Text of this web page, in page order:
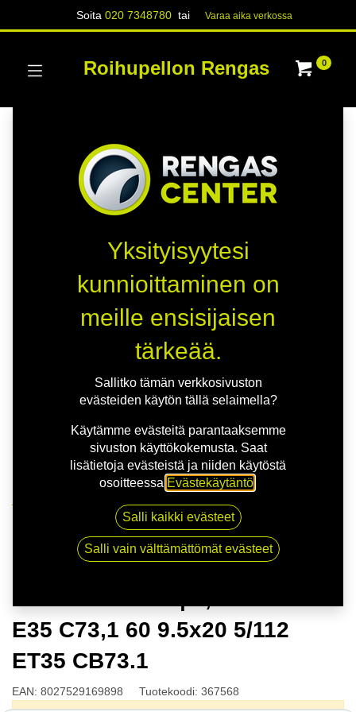
Soita020 7348780 tai Varaa aika verk​​​​ossa
Roihupellon Rengas 0
MSW 74 G.BLK | 9,5X20 5-112 E35 C73,1 60 9.5x20
5/112 ET35 CB73.1
E35 C73,1 60 9.5x20 5/112
ET35 CB73.1
EAN: 8027529169898 Tuotekoodi: 367568
Yksityisyytesi
kunnioittaminen on
meille ensisijaisen
tärkeää.
Sallitko tämän verkkosivuston
evästeiden käytön tällä selaimella?
Käytämme evästeitä parantaaksemme
sivuston käyttökokemusta. Saat
lisätietoja evästeistä ja niiden käytöstä
osoitteessa Evästekäytäntö
Salli kaikki evästeet
Salli vain välttämättömät evästeet